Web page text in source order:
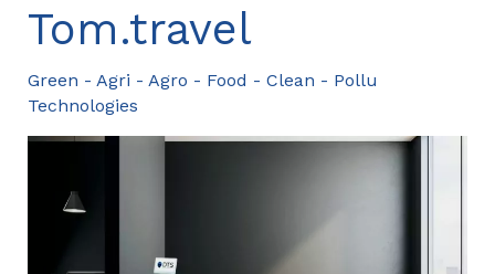
Tom.travel
Green - Agri - Agro - Food - Clean - Pollu
Technologies